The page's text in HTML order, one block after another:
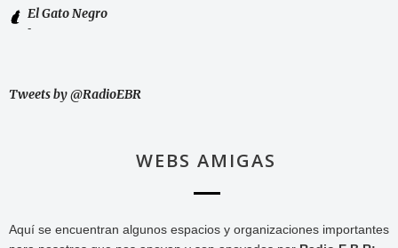
El Gato Negro
-
Tweets by @RadioEBR
WEBS AMIGAS
Aquí se encuentran algunos espacios y organizaciones importantes